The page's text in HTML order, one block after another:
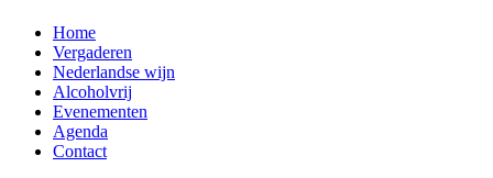
Home
Vergaderen
Nederlandse wijn
Alcoholvrij
Evenementen
Agenda
Contact